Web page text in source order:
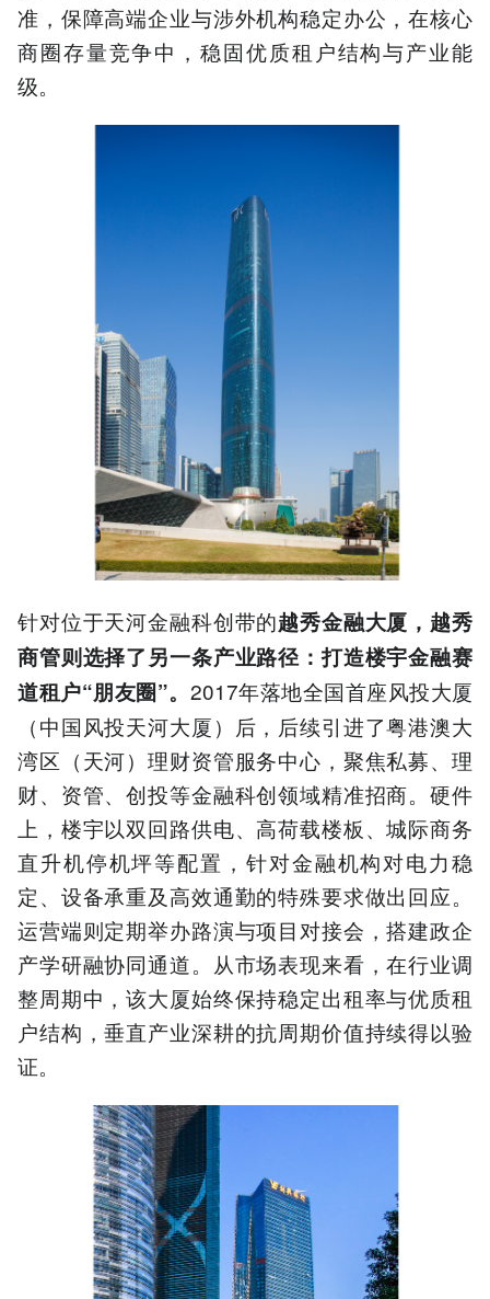
准，保障高端企业与涉外机构稳定办公，在核心
商圈存量竞争中，稳固优质租户结构与产业能
级。
针对位于天河金融科创带的越秀金融大厦，越秀
商管则选择了另一条产业路径：打造楼宇金融赛
道租户“朋友圈”。 2017年落地全国首座风投大厦
（中国风投天河大厦）后，后续引进了粤港澳大
湾区（天河）理财资管服务中心，聚焦私募、理
财、资管、创投等金融科创领域精准招商。硬件
上，楼宇以双回路供电、高荷载楼板、城际商务
直升机停机坪等配置，针对金融机构对电力稳
定、设备承重及高效通勤的特殊要求做出回应。
运营端则定期举办路演与项目对接会，搭建政企
产学研融协同通道。从市场表现来看，在行业调
整周期中，该大厦始终保持稳定出租率与优质租
户结构，垂直产业深耕的抗周期价值持续得以验
证。